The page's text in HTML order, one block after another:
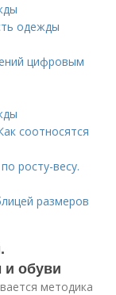
одежды
цифровым
соотносятся
росту-весу.
размеров
и обуви
методика